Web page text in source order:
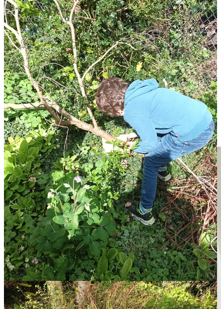
Julie Adore: Une illustratrice et artiste pleine de pep’s et de
créativité. Ses créations sont colorées, poétiques et vraiment
mignonnes. J’aime beaucoup.